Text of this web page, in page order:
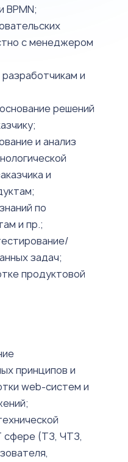
BPMN;
с менеджером
и
решений
и анализ
и
по
и пр.;
задач;
продуктовой
принципов и
web-систем и
сфере (ТЗ, ЧТЗ,